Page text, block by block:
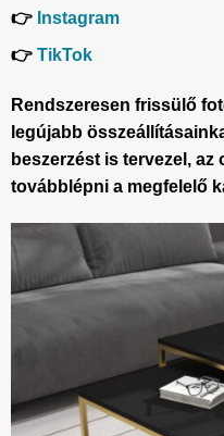
👉 Instagram
👉 TikTok
Rendszeresen frissülő
legújabb
beszerzést is tervezel,
továbblépni a megfelelő